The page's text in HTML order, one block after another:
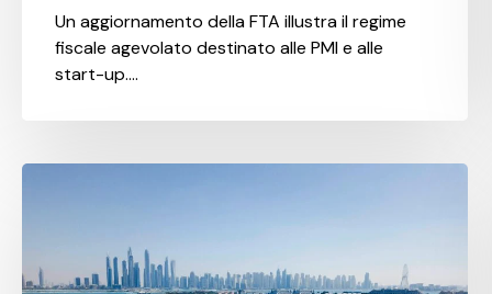
Un aggiornamento della FTA illustra il regime
fiscale agevolato destinato alle PMI e alle
start-up.…
Nuove
l’esenzione
IVA